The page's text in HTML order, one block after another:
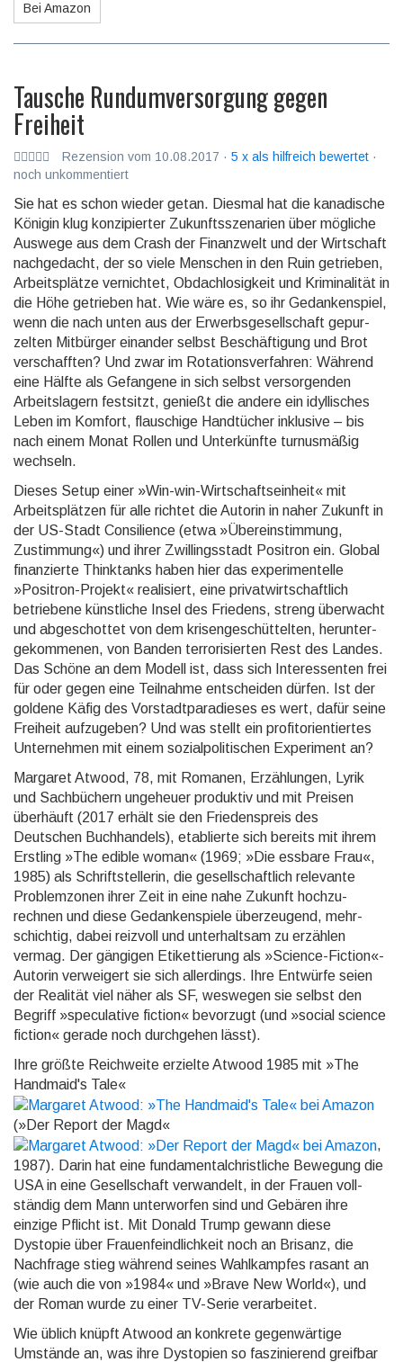
Bei Amazon
Tausche Rundumversorgung gegen
Freiheit
Rezension vom 10.08.2017 · 5 x als hilfreich bewertet ·
noch unkommentiert
Sie hat es schon wieder getan. Diesmal hat die kanadische
Königin klug konzi­pierter Zukunfts­szena­rien über mögliche
Auswege aus dem Crash der Finanz­welt und der Wirt­schaft
nachge­dacht, der so viele Menschen in den Ruin getrieben,
Arbeits­plätze vernich­tet, Obdach­losig­keit und Krimina­lität in
die Höhe getrieben hat. Wie wäre es, so ihr Gedanken­spiel,
wenn die nach unten aus der Erwerbs­gesell­schaft gepur­
zelten Mitbürger einander selbst Beschäf­tigung und Brot
verschaff­ten? Und zwar im Rotations­verfahren: Während
eine Hälfte als Gefangene in sich selbst versor­genden
Arbeits­lagern festsitzt, genießt die andere ein idylli­sches
Leben im Komfort, flauschige Hand­tücher inklusive – bis
nach einem Monat Rollen und Unter­künfte turnus­mäßig
wechseln.
Dieses Setup einer »Win-win-Wirt­schafts­einheit« mit
Arbeits­plätzen für alle richtet die Autorin in naher Zukunft in
der US-Stadt Consilience (etwa »Über­ein­stim­mung,
Zustim­mung«) und ihrer Zwillings­stadt Positron ein. Global
finan­zierte Think­tanks haben hier das experi­mentelle
»Positron-Projekt« realisiert, eine privat­wirt­schaft­lich
betrie­bene künst­liche Insel des Friedens, streng über­wacht
und abge­schot­tet von dem krisen­geschüt­telten, herunter­
gekom­menen, von Banden terrori­sierten Rest des Landes.
Das Schöne an dem Modell ist, dass sich Interes­senten frei
für oder gegen eine Teil­nahme entschei­den dürfen. Ist der
goldene Käfig des Vorstadt­paradie­ses es wert, dafür seine
Freiheit aufzu­geben? Und was stellt ein profit­orien­tiertes
Unter­nehmen mit einem sozial­politi­schen Experi­ment an?
Margaret Atwood, 78, mit Romanen, Erzählungen, Lyrik
und Sachbüchern unge­heuer produktiv und mit Preisen
überhäuft (2017 erhält sie den Friedens­preis des
Deutschen Buch­handels), etablierte sich bereits mit ihrem
Erstling »The edible woman« (1969; »Die essbare Frau«,
1985) als Schrift­stellerin, die gesell­schaft­lich relevante
Problem­zonen ihrer Zeit in eine nahe Zukunft hochzu­
rechnen und diese Gedanken­spiele über­zeugend, mehr­
schich­tig, dabei reizvoll und unter­halt­sam zu erzählen
vermag. Der gängigen Etikettie­rung als »Science-Fiction«-
Autorin verweigert sie sich aller­dings. Ihre Entwürfe seien
der Realität viel näher als SF, weswegen sie selbst den
Begriff »speculative fiction« bevor­zugt (und »social science
fiction« gerade noch durch­gehen lässt).
Ihre größte Reichweite erzielte Atwood 1985 mit »The
Handmaid's Tale«
(»Der Report der Magd«
,
1987). Darin hat eine funda­mental­christ­liche Bewegung die
USA in eine Gesell­schaft verwan­delt, in der Frauen voll­
ständig dem Mann unter­worfen sind und Gebären ihre
einzige Pflicht ist. Mit Donald Trump gewann diese
Dystopie über Frauen­feindlich­keit noch an Brisanz, die
Nachfrage stieg während seines Wahl­kampfes rasant an
(wie auch die von »1984« und »Brave New World«), und
der Roman wurde zu einer TV-Serie verarbeitet.
Wie üblich knüpft Atwood an konkrete gegenwärtige
Umstände an, was ihre Dystopien so faszinie­rend greifbar